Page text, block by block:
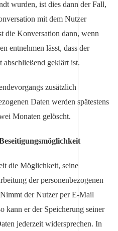
wurden, ist dies dann der Fall,
mit dem Nutzer
die Konversation dann, wenn
entnehmen lässt, dass der
abschließend geklärt ist.
zusätzlich
Daten werden spätestens
Monaten gelöscht.
die Möglichkeit, seine
der personenbezogenen
der Nutzer per E-Mail
kann er der Speicherung seiner
jederzeit widersprechen. In